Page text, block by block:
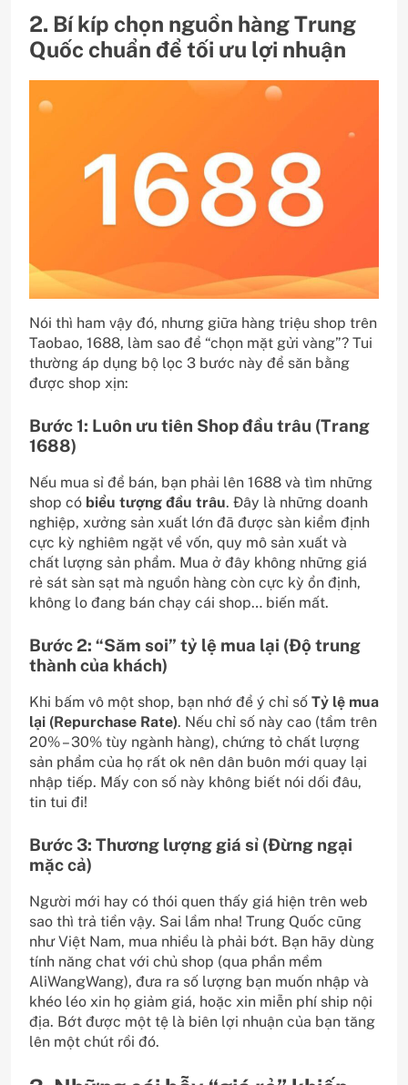
2. Bí kíp chọn nguồn hàng Trung
Quốc chuẩn để tối ưu lợi nhuận
Nói thì ham vậy đó, nhưng giữa hàng triệu shop trên
Taobao, 1688, làm sao để “chọn mặt gửi vàng”? Tui
thường áp dụng bộ lọc 3 bước này để săn bằng
được shop xịn:
Bước 1: Luôn ưu tiên Shop đầu trâu (Trang
1688)
Nếu mua sỉ để bán, bạn phải lên 1688 và tìm những
shop có biểu tượng đầu trâu. Đây là những doanh
nghiệp, xưởng sản xuất lớn đã được sàn kiểm định
cực kỳ nghiêm ngặt về vốn, quy mô sản xuất và
chất lượng sản phẩm. Mua ở đây không những giá
rẻ sát sàn sạt mà nguồn hàng còn cực kỳ ổn định,
không lo đang bán chạy cái shop… biến mất.
Bước 2: “Săm soi” tỷ lệ mua lại (Độ trung
thành của khách)
Khi bấm vô một shop, bạn nhớ để ý chỉ số Tỷ lệ mua
lại (Repurchase Rate). Nếu chỉ số này cao (tầm trên
20% – 30% tùy ngành hàng), chứng tỏ chất lượng
sản phẩm của họ rất ok nên dân buôn mới quay lại
nhập tiếp. Mấy con số này không biết nói dối đâu,
tin tui đi!
Bước 3: Thương lượng giá sỉ (Đừng ngại
mặc cả)
Người mới hay có thói quen thấy giá hiện trên web
sao thì trả tiền vậy. Sai lầm nha! Trung Quốc cũng
như Việt Nam, mua nhiều là phải bớt. Bạn hãy dùng
tính năng chat với chủ shop (qua phần mềm
AliWangWang), đưa ra số lượng bạn muốn nhập và
khéo léo xin họ giảm giá, hoặc xin miễn phí ship nội
địa. Bớt được một tệ là biên lợi nhuận của bạn tăng
lên một chút rồi đó.